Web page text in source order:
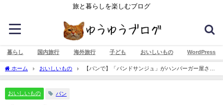
旅と暮らしを楽しむブログ
暮らし 国内旅行 海外旅行 子ども おいしいもの WordPress
ホーム おいしいもの
【パンで】「パンドサンジュ」がハンバーガー屋さん
に！メニューや感想など
おいしいもの パン